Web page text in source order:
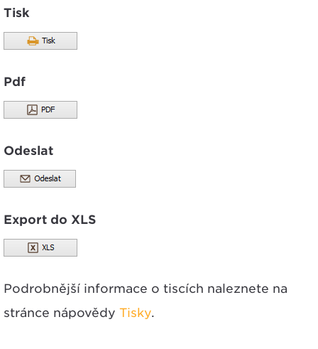
Tisk
Pdf
Odeslat
Export do XLS
Podrobnější informace o tiscích naleznete na
stránce nápovědy Tisky.